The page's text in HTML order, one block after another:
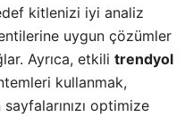
kitlenizi iyi analiz
uygun çözümler
Ayrıca, etkili trendyol
kullanmak,
optimize